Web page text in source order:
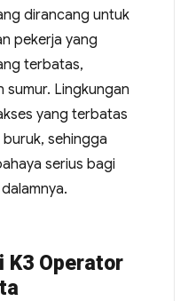
dirancang untuk
pekerja yang
terbatas,
sumur. Lingkungan
yang terbatas
sehingga
serius bagi
K3 Operator